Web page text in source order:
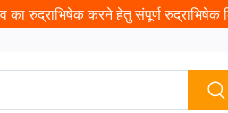
का रुद्राभिषेक करने हेतु संपूर्ण